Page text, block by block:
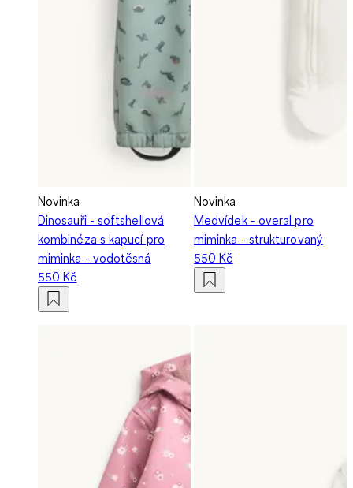
Novinka
Dinosauři - softshellová
kombinéza s kapucí pro
miminka - vodotěsná
550 Kč
Novinka
Medvídek - overal pro
miminka - strukturovaný
550 Kč